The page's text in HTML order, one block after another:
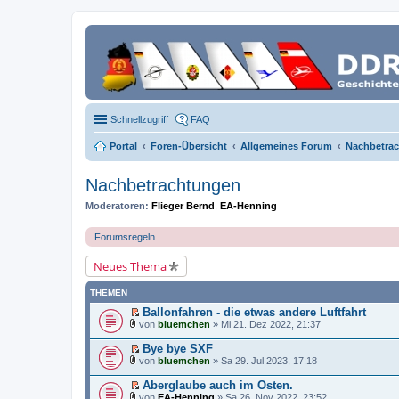
Schnellzugriff FAQ
Portal Foren-Übersicht Allgemeines Forum
Nachbetrachtungen
Moderatoren: Flieger Bernd EA-Henning
Forumsregeln
Neues Thema
THEMEN
E
s
e
r
u
n
Ballonfahren - die etwas andere Luftfahrt
a
t
e
i
a
n
von bluemchen » Mi 21. Dez 2022, 21:37
E
s
Bye bye SXF
a
t
von bluemchen » Sa 29. Jul 2023, 17:18
E
Aberglaube auch im Osten.
von EA-Henning » Sa 26. Nov 2022, 23:52